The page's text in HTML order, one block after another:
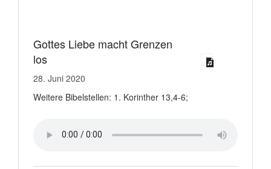
Gottes Liebe macht Grenzen
los
28. Juni 2020
Weitere Bibelstellen: 1. Korinther 13,4-6;